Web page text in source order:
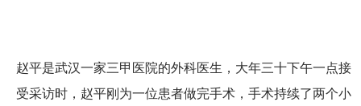
赵平是武汉一家三甲医院的外科医生，大年三十下午一点接
受采访时，赵平刚为一位患者做完手术，手术持续了两个小